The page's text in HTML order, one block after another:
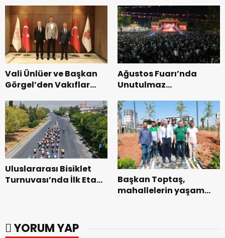
dönemin ön kayıtları
başladı.
Vali Ünlüer ve Başkan
Görgel’den Vakıflar
ziyaret.
Ağustos Fuarı’nda
Unutulmaz
Uluslararası Bisiklet
Turnuvası’nda İlk Etap
Başkan Toptaş,
mahallelerin yaşam
YORUM YAP